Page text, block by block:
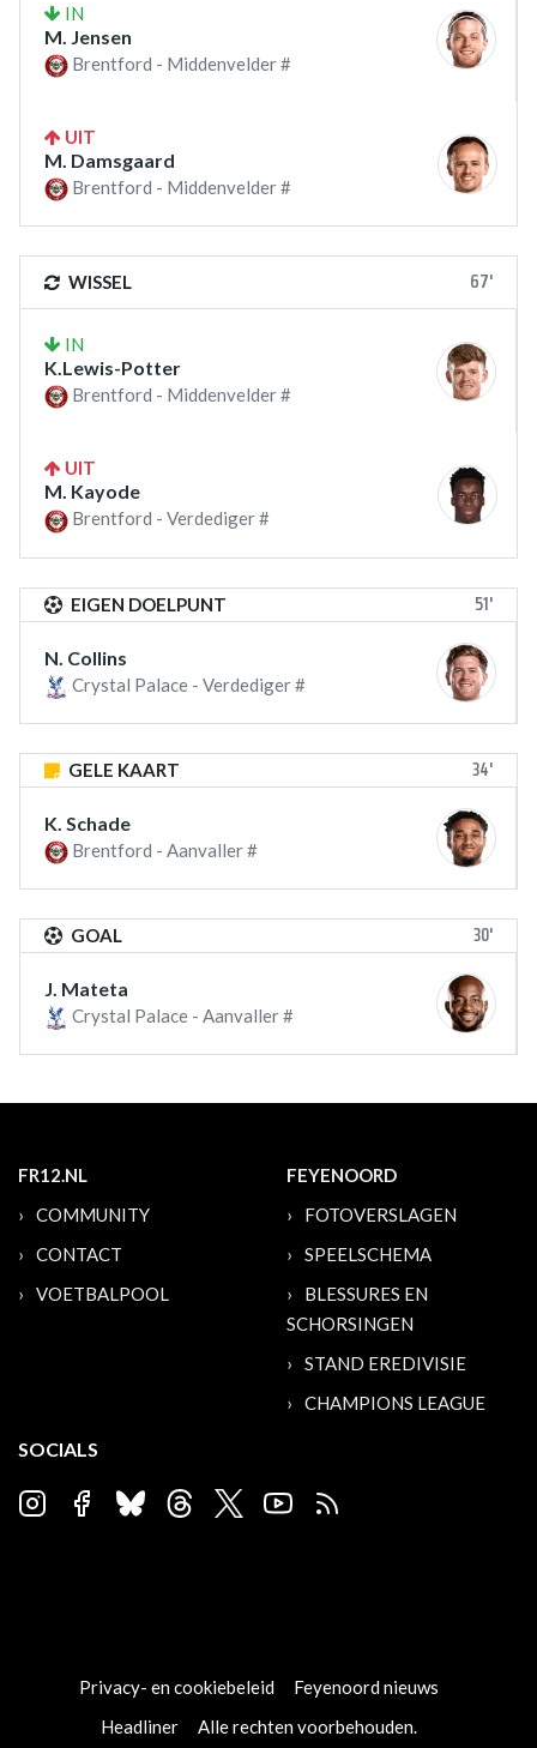
IN
M. Jensen
Brentford - Middenvelder #
UIT
M. Damsgaard
Brentford - Middenvelder #
WISSEL 67'
IN
K.Lewis-Potter
Brentford - Middenvelder #
UIT
M. Kayode
Brentford - Verdediger #
EIGEN DOELPUNT 51'
N. Collins
Crystal Palace - Verdediger #
GELE KAART 34'
K. Schade
Brentford - Aanvaller #
GOAL 30'
J. Mateta
Crystal Palace - Aanvaller #
FR12.NL
COMMUNITY
CONTACT
VOETBALPOOL
FEYENOORD
FOTOVERSLAGEN
SPEELSCHEMA
BLESSURES EN
SCHORSINGEN
STAND EREDIVISIE
CHAMPIONS LEAGUE
SOCIALS
Privacy- en cookiebeleid
Feyenoord nieuws
Headliner
Alle rechten voorbehouden.